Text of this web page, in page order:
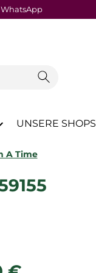
UNSERE SHOPS
A Time
Preis: